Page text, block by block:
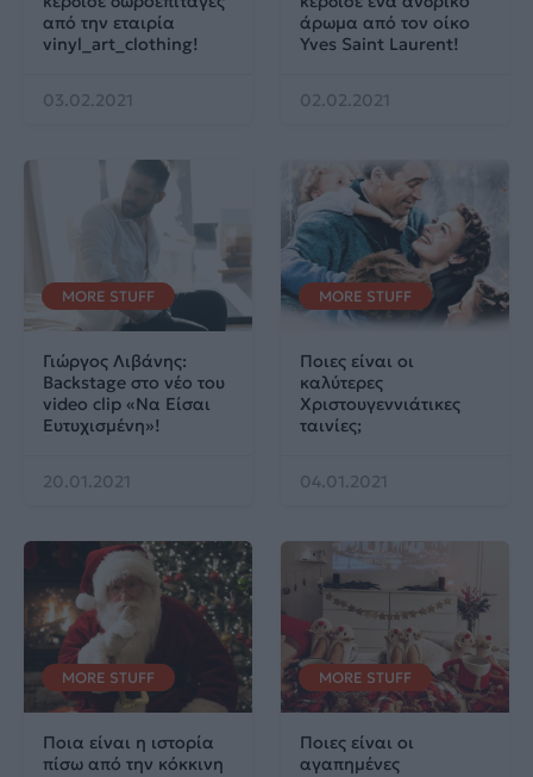
από την εταιρία
vinyl_art_clothing!
03.02.2021
άρωμα από τον οίκο
Yves Saint Laurent!
02.02.2021
MORE STUFF
Γιώργος Λιβάνης:
Backstage στο νέο του
video clip «Να Είσαι
Ευτυχισμένη»!
20.01.2021
MORE STUFF
Ποιες είναι οι
καλύτερες
Χριστουγεννιάτικες
ταινίες;
04.01.2021
MORE STUFF
Ποια είναι η ιστορία
πίσω από την κόκκινη
MORE STUFF
Ποιες είναι οι
αγαπημένες